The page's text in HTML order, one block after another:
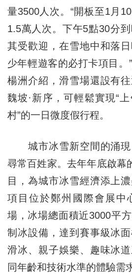
量3500人次。“開板至1月
1.5萬人次。下午5點30分
其受歡迎，在雪地中和落
少年輕遊客的必打卡項目。
楊洲介紹，滑雪場還設有
魏坡·新序，可輕鬆實現“
村”的一日微度假行程。
城市冰雪新空間的涌現
尋常百姓家。去年年底啟幕
目，為城市冰雪經濟添上
項目位於鄭州國際會展中
場，冰場總面積近3000平
制冰設備，達到賽事級冰
滑冰、親子娛樂、趣味冰
同年齡和技術水準的體驗需